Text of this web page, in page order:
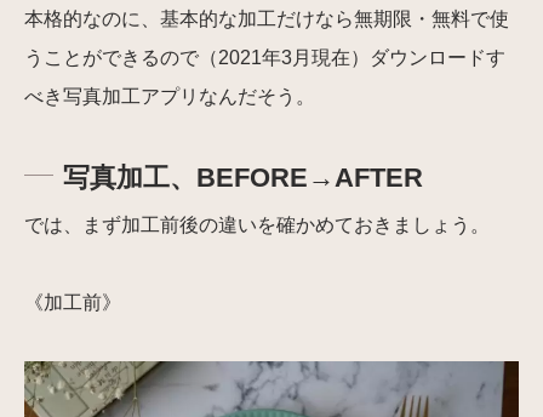
本格的なのに、基本的な加工だけなら無期限・無料で使
うことができるので（2021年3月現在）ダウンロードす
べき写真加工アプリなんだそう。
写真加工、BEFORE→AFTER
では、まず加工前後の違いを確かめておきましょう。
《加工前》